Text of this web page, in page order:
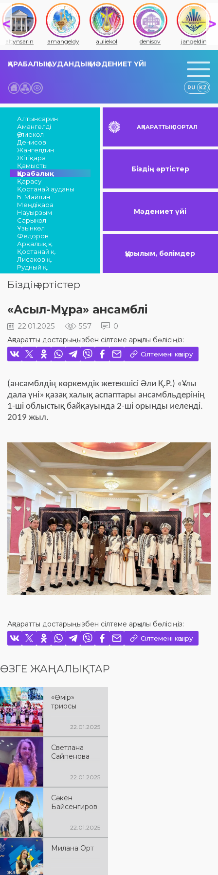
altynsarin amangeldy auliekol denisov jangeldin
ҚАРАБАЛЫҚ АУДАНДЫҚ МӘДЕНИЕТ ҮЙІ
RU KZ
Алтынсарин
Амангелді
Әулиекөл
Денисов
Жангелдин
Жітіқара
Қамысты
Қарабалық
Қарасу
Қостанай ауданы
Б. Майлин
Меңдіқара
Науырзым
Сарыкөл
Ұзынкөл
Федоров
Арқалық қ.
Қостанай қ.
Лисаков қ.
Рудный қ.
АҚПАРАТТЫҚ ПОРТАЛ
Біздің әртістер
Мәдениет үйі
Құрылым, бөлімдер
Біздің әртістер
«Асыл-Мұра» ансамблі
22.01.2025 557 0
Ақпаратты достарыңызбен сілтеме арқылы бөлісіңіз:
Сілтемені көшіру
(ансамблдің көркемдік жетекшісі Әли Қ.Р.) «Ұлы
дала үні» қазақ халық аспаптары ансамбльдерінің
1-ші облыстық байқауында 2-ші орынды иеленді.
2019 жыл.
Ақпаратты достарыңызбен сілтеме арқылы бөлісіңіз:
Сілтемені көшіру
ӨЗГЕ ЖАҢАЛЫҚТАР
«Өмір»
триосы
22.01.2025
Светлана
Сайпенова
22.01.2025
Сәкен
Байсенгиров
22.01.2025
Милана Орт